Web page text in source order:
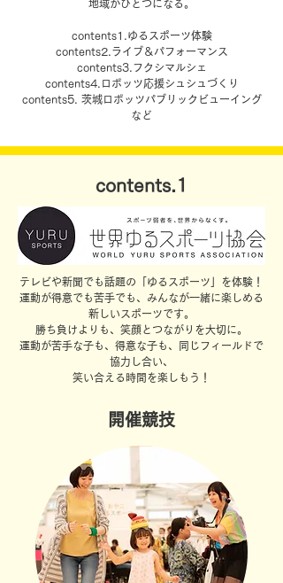
地域がひとつになる。
contents1.ゆるスポーツ体験
contents2.ライブ＆パフォーマンス
contents3.フクシマルシェ
contents4.ロボッツ応援シュシュづくり
​contents5. 茨城ロボッツパブリックビューイング
​など
contents.1
テレビや新聞でも話題の「ゆるスポーツ」を体験！
運動が得意でも苦手でも、みんなが一緒に楽しめる
新しいスポーツです。
勝ち負けよりも、笑顔とつながりを大切に。
運動が苦手な子も、得意な子も、同じフィールドで
協力し合い、
笑い合える時間を楽しもう！
​開催競技